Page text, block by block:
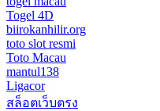
Togel 4D
biirokanhilir.org
toto slot resmi
Toto Macau
mantul138
Ligacor
สล็อตเว็บตรง